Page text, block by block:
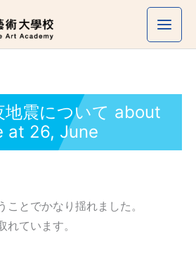
地震について about
at 26, June
とでかなり揺れました。
ています。